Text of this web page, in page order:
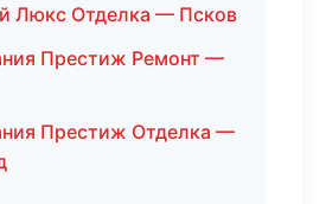
Люкс Отделка — Псков
Престиж Ремонт —
Престиж Отделка —